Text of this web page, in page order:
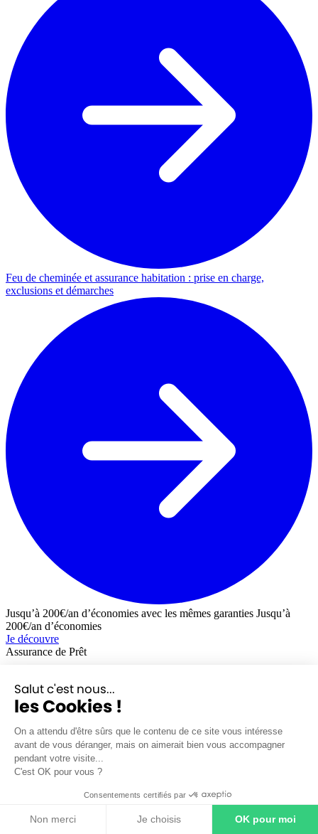
Feu de cheminée et assurance habitation : prise en charge,
exclusions et démarches
Jusqu’à 200€/an d’économies avec les mêmes garanties Jusqu’à
200€/an d’économies
Je découvre
Assurance de Prêt
Simulation assurance prêt immobilier
Changer d'assurance de prêt
Lettre de résiliation assurance emprunteur
Lois relatives à l'assurance de prêt
Guides
Guide de l'assurance de prêt
Le coût
Guide de l'achat immobilier
Salut c'est nous...
les Cookies !
On a attendu d'être sûrs que le contenu de ce site vous intéresse
avant de vous déranger, mais on aimerait bien vous accompagner
pendant votre visite...
C'est OK pour vous ?
Consentements certifiés par
Non merci Je choisis OK pour moi